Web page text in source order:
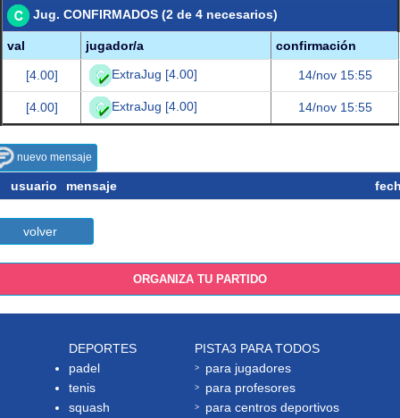
Jug. CONFIRMADOS (2 de 4 necesarios)
val jugador/a confirmación
[4.00] ExtraJug [4.00] 14/nov 15:55
[4.00] ExtraJug [4.00] 14/nov 15:55
nuevo mensaje
usuario mensaje
volver
ORGANIZA TU PARTIDO
DEPORTES
padel
tenis
squash
PISTA3 PARA TODOS
para jugadores
para profesores
para centros deportivos